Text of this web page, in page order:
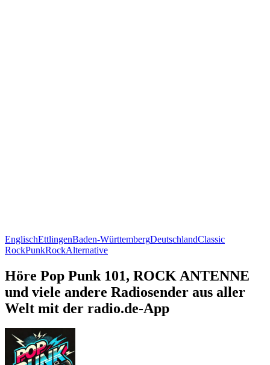
EnglischEttlingenBaden-WürttembergDeutschlandClassic
RockPunkRockAlternative
Höre Pop Punk 101, ROCK ANTENNE
und viele andere Radiosender aus aller
Welt mit der radio.de-App